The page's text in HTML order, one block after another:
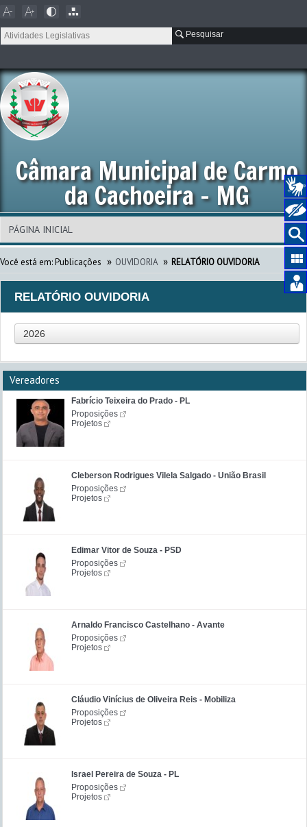
Pesquisar
Câmara Municipal de Carmo
da Cachoeira - MG
Você está em:Publicações » OUVIDORIA » RELATÓRIO OUVIDORIA
RELATÓRIO OUVIDORIA
2026
Vereadores
Fabrício Teixeira do Prado - PL
Proposições
Projetos
Cleberson Rodrigues Vilela Salgado - União Brasil
Proposições
Projetos
Edimar Vitor de Souza - PSD
Proposições
Projetos
Arnaldo Francisco Castelhano - Avante
Proposições
Projetos
Cláudio Vinícius de Oliveira Reis - Mobiliza
Proposições
Projetos
Israel Pereira de Souza - PL
Proposições
Projetos